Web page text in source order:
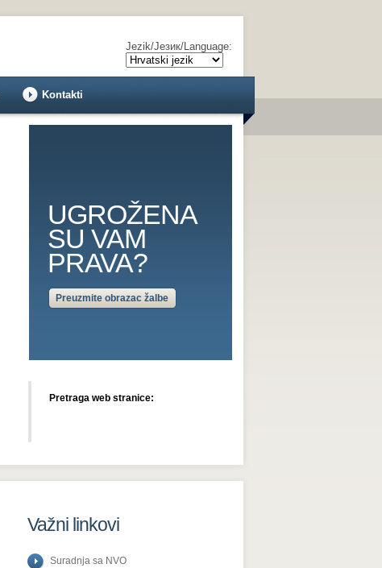
Jezik/Језик/Language:
Kontakti
UGROŽENA
SU VAM
PRAVA?
Preuzmite obrazac žalbe
Pretraga web stranice:
Važni linkovi
Suradnja sa NVO